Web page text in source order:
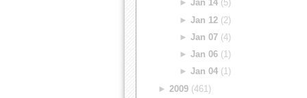
►Jan 14 (5)
►Jan 12 (2)
►Jan 07 (4)
►Jan 06 (1)
►Jan 04 (1)
►2009 (461)